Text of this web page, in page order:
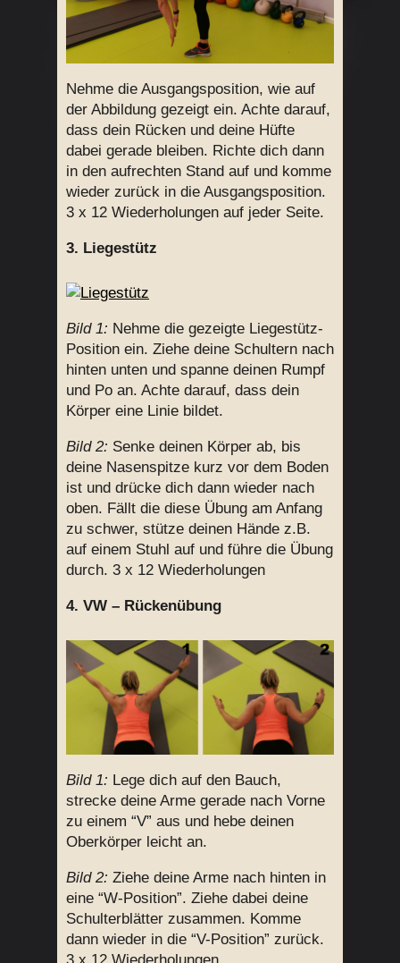
Nehme die Ausgangsposition, wie auf
der Abbildung gezeigt ein. Achte darauf,
dass dein Rücken und deine Hüfte
dabei gerade bleiben. Richte dich dann
in den aufrechten Stand auf und komme
wieder zurück in die Ausgangsposition.
3 x 12 Wiederholungen auf jeder Seite.
3. Liegestütz
Bild 1: Nehme die gezeigte Liegestütz-
Position ein. Ziehe deine Schultern nach
hinten unten und spanne deinen Rumpf
und Po an. Achte darauf, dass dein
Körper eine Linie bildet.
Bild 2: Senke deinen Körper ab, bis
deine Nasenspitze kurz vor dem Boden
ist und drücke dich dann wieder nach
oben. Fällt die diese Übung am Anfang
zu schwer, stütze deinen Hände z.B.
auf einem Stuhl auf und führe die Übung
durch. 3 x 12 Wiederholungen
4. VW – Rückenübung
Bild 1: Lege dich auf den Bauch,
strecke deine Arme gerade nach Vorne
zu einem “V” aus und hebe deinen
Oberkörper leicht an.
Bild 2: Ziehe deine Arme nach hinten in
eine “W-Position”. Ziehe dabei deine
Schulterblätter zusammen. Komme
dann wieder in die “V-Position” zurück.